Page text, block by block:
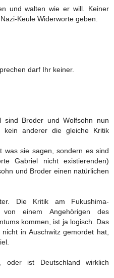
und walten wie er will. Keiner
Keule Widerworte geben.
darf Ihr keiner.
sind Broder und Wolfsohn nun
kein anderer die gleiche Kritik
was sie sagen, sondern es sind
Gabriel nicht existierenden)
und Broder einen natürlichen
Die Kritik am Fukushima-
einem Angehörigen des
kommen, ist ja logisch. Das
in Auschwitz gemordet hat,
ist Deutschland wirklich